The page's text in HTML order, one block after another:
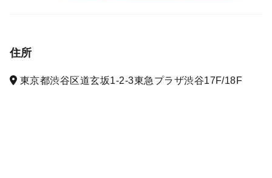
住所
東京都渋谷区道玄坂1-2-3東急プラザ渋谷17F/18F